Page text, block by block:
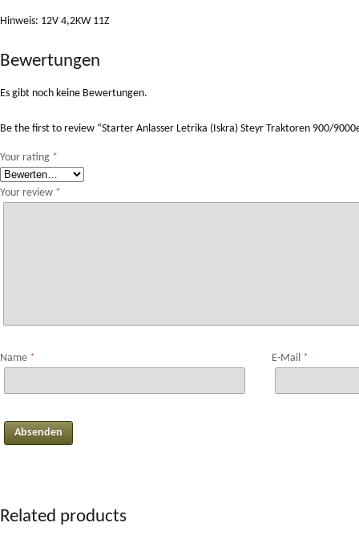
Hinweis: 12V 4,2KW 11Z
Bewertungen
Es gibt noch keine Bewertungen.
Be the first to review “Starter Anlasser Letrika (Iskra) Steyr Traktoren 900/
Your rating *
Your review *
Name * E-Mail *
Related products